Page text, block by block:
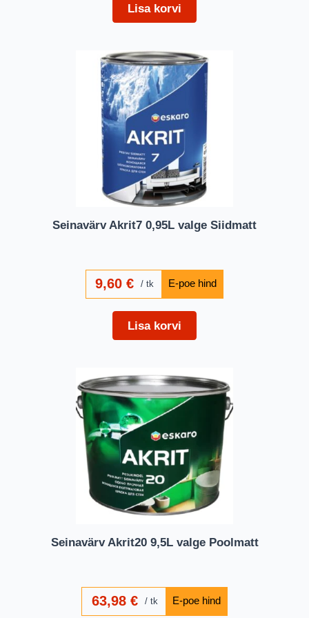
Lisa korvi
Seinavärv Akrit7 0,95L valge Siidmatt
9,60€ tk
Lisa korvi
Seinavärv Akrit20 9,5L valge Poolmatt
63,98 € tk